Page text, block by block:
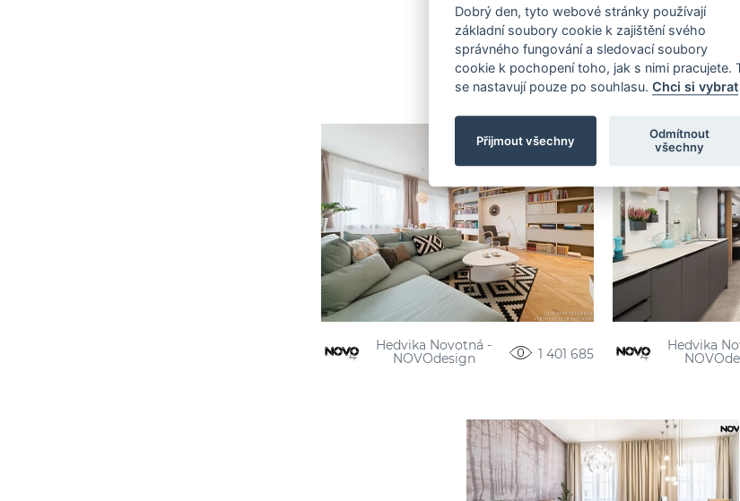
Související projekty
Hedvika Novotná -
NOVOdesign
1 401 685
Hedvika
Dobrý den, tyto webové stránky používají
základní soubory cookie k zajištění svého
správného fungování a sledovací soubory
cookie k pochopení toho, jak s nimi pracujete.
se nastavují pouze po souhlasu.Chci si vybrat
Přijmout všechny
Odmítnout
všechny